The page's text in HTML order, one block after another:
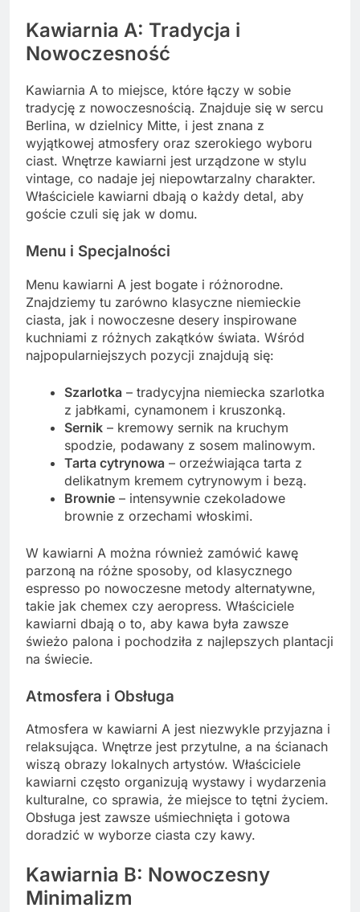
Kawiarnia A: Tradycja i
Nowoczesność
Kawiarnia A to miejsce, które łączy w sobie
tradycję z nowoczesnością. Znajduje się w sercu
Berlina, w dzielnicy Mitte, i jest znana z
wyjątkowej atmosfery oraz szerokiego wyboru
ciast. Wnętrze kawiarni jest urządzone w stylu
vintage, co nadaje jej niepowtarzalny charakter.
Właściciele kawiarni dbają o każdy detal, aby
goście czuli się jak w domu.
Menu i Specjalności
Menu kawiarni A jest bogate i różnorodne.
Znajdziemy tu zarówno klasyczne niemieckie
ciasta, jak i nowoczesne desery inspirowane
kuchniami z różnych zakątków świata. Wśród
najpopularniejszych pozycji znajdują się:
Szarlotka – tradycyjna niemiecka szarlotka
z jabłkami, cynamonem i kruszonką.
Sernik – kremowy sernik na kruchym
spodzie, podawany z sosem malinowym.
Tarta cytrynowa – orzeźwiająca tarta z
delikatnym kremem cytrynowym i bezą.
Brownie – intensywnie czekoladowe
brownie z orzechami włoskimi.
W kawiarni A można również zamówić kawę
parzoną na różne sposoby, od klasycznego
espresso po nowoczesne metody alternatywne,
takie jak chemex czy aeropress. Właściciele
kawiarni dbają o to, aby kawa była zawsze
świeżo palona i pochodziła z najlepszych plantacji
na świecie.
Atmosfera i Obsługa
Atmosfera w kawiarni A jest niezwykle przyjazna i
relaksująca. Wnętrze jest przytulne, a na ścianach
wiszą obrazy lokalnych artystów. Właściciele
kawiarni często organizują wystawy i wydarzenia
kulturalne, co sprawia, że miejsce to tętni życiem.
Obsługa jest zawsze uśmiechnięta i gotowa
doradzić w wyborze ciasta czy kawy.
Kawiarnia B: Nowoczesny
Minimalizm